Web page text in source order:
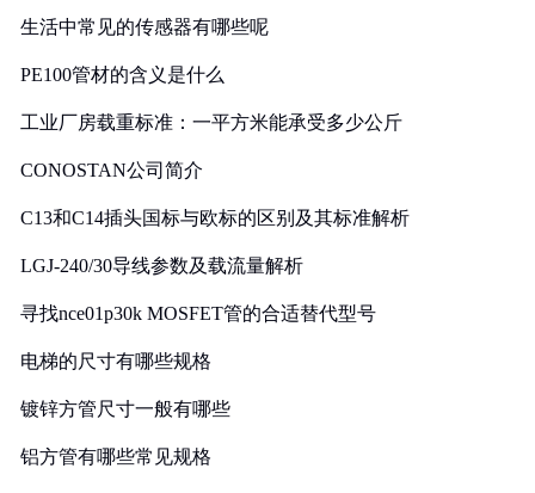
生活中常见的传感器有哪些呢
PE100管材的含义是什么
工业厂房载重标准：一平方米能承受多少公斤
CONOSTAN公司简介
C13和C14插头国标与欧标的区别及其标准解析
LGJ-240/30导线参数及载流量解析
寻找nce01p30k MOSFET管的合适替代型号
电梯的尺寸有哪些规格
镀锌方管尺寸一般有哪些
铝方管有哪些常见规格